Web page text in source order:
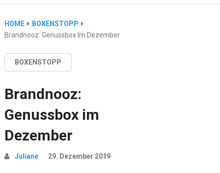
HOME
BOXENSTOPP
Brandnooz: Genussbox Im Dezember
BOXENSTOPP
Brandnooz:
Genussbox im
Dezember
Juliane 29. Dezember 2019